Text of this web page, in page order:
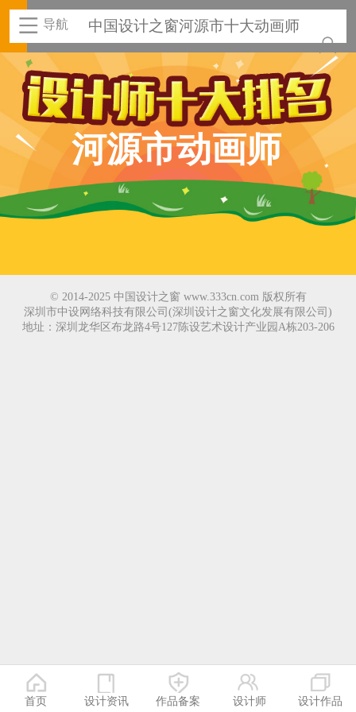
导航 中国设计之窗河源市十大动画师
河源市动画师
© 2014-2025 中国设计之窗 www.333cn.com 版权所有
深圳市中设网络科技有限公司(深圳设计之窗文化发展有限公司)
地址：深圳龙华区布龙路4号127陈设艺术设计产业园A栋203-206
首页 设计资讯 作品备案 设计师 设计作品